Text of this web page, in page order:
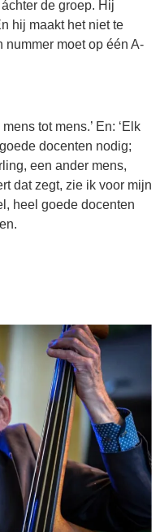
de groep. Hij
hij maakt het niet te
nummer moet op één A-
tot mens.’ En: ‘Elk
docenten nodig;
een ander mens,
dat zegt, zie ik voor mijn
heel goede docenten